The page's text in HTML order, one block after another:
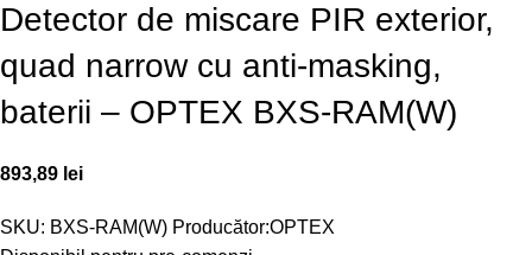
Detector de miscare PIR exterior,
quad narrow cu anti-masking,
baterii – OPTEX BXS-RAM(W)
893,89 lei
SKU: BXS-RAM(W) Producător:OPTEX